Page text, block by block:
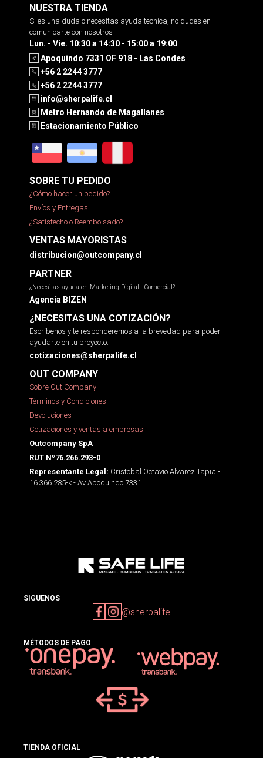
NUESTRA TIENDA
Si es una duda o necesitas ayuda tecnica, no dudes en
comunicarte con nosotros
Lun. - Vie. 10:30 a 14:30 - 15:00 a 19:00
Apoquindo 7331 OF 918 - Las Condes
+56 2 2244 3777
+56 2 2244 3777
info@sherpalife.cl
Metro Hernando de Magallanes
Estacionamiento Público
SOBRE TU PEDIDO
¿Cómo hacer un pedido?
Envíos y Entregas
¿Satisfecho o Reembolsado?
VENTAS MAYORISTAS
distribucion@outcompany.cl
PARTNER
¿Necesitas ayuda en Marketing Digital - Comercial?
Agencia BIZEN
¿NECESITAS UNA COTIZACIÓN?
Escríbenos y te responderemos a la brevedad para poder
ayudarte en tu proyecto.
cotizaciones@sherpalife.cl
OUT COMPANY
Sobre Out Company
Términos y Condiciones
Devoluciones
Cotizaciones y ventas a empresas
Outcompany SpA
RUT Nº76.266.293-0
Representante Legal: Cristobal Octavio Alvarez Tapia -
16.366.285-k - Av Apoquindo 7331
SIGUENOS
@sherpalife
MÉTODOS DE PAGO
TIENDA OFICIAL